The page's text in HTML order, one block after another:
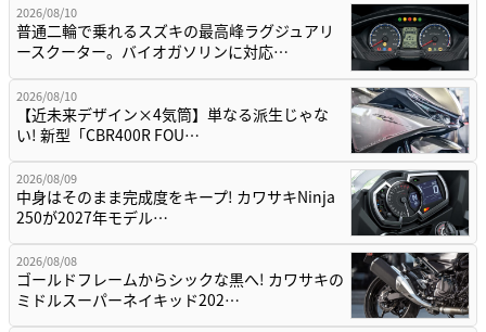
2026/08/10
普通二輪で乗れるスズキの最高峰ラグジュアリ
ースクーター。バイオガソリンに対応…
2026/08/10
【近未来デザイン×4気筒】単なる派生じゃな
い! 新型「CBR400R FOU…
2026/08/09
中身はそのまま完成度をキープ! カワサキNinja
250が2027年モデル…
2026/08/08
ゴールドフレームからシックな黒へ! カワサキの
ミドルスーパーネイキッド202…